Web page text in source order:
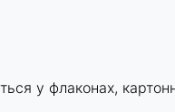
у флаконах,